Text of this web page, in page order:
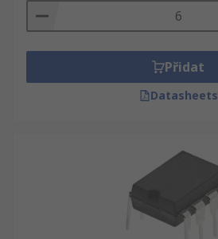
Přidat
Datasheets